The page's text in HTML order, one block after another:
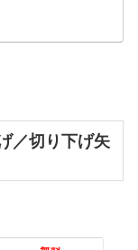
／切り下げ矢